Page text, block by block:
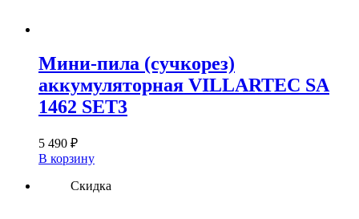
Мини-пила (сучкорез)
аккумуляторная VILLARTEC SA
1462 SET3
5 490 ₽
В корзину
Скидка